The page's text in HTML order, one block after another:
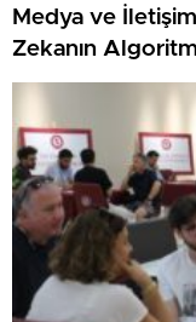
Medya ve
Zekanın
Farkındalık